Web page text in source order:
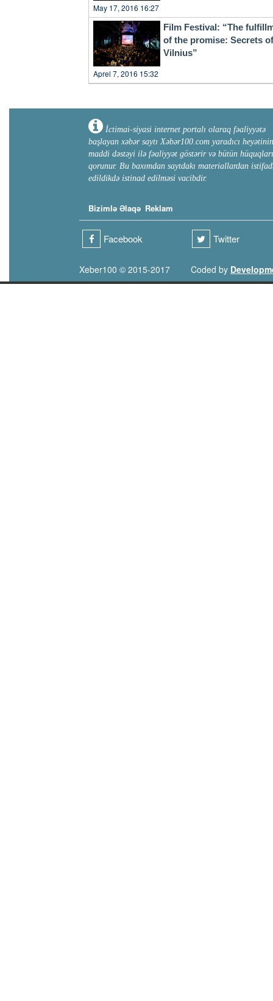
May 17, 2016 16:27
Film Festival: “The
of the promise: Secrets of
Vilnius”
Aprel 7, 2016 15:32
İctimai-siyasi internet portalı olaraq fəaliyyətə
başlayan xəbər saytı Xəbər100.com yaradıcı heyətinin
maddi dəstəyi ilə fəaliyyət göstərir və bütün hüquqları
qorunur. Bu baxımdan saytdakı materiallardan
edildikdə istinad edilməsi vacibdir.
Bizimlə Əlaqə Reklam
Facebook Twitter
Xeber100 © 2015-2017 Coded by